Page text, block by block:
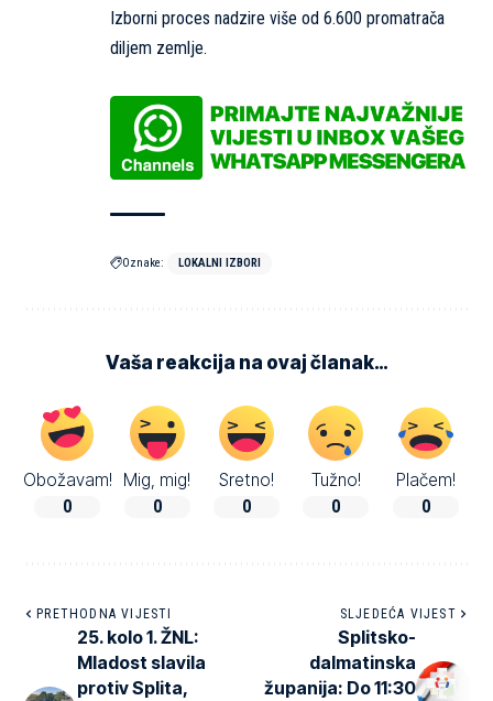
Izborni proces nadzire više od 6.600 promatrača
diljem zemlje.
Oznake: LOKALNI IZBORI
Vaša reakcija na ovaj članak…
Obožavam!
0
Mig, mig!
0
Sretno!
0
Tužno!
0
Plačem!
0
PRETHODNA VIJESTI
25. kolo 1. ŽNL:
Mladost slavila
protiv Splita,
SLJEDEĆA VIJEST
Splitsko-
dalmatinska
županija: Do 11:30